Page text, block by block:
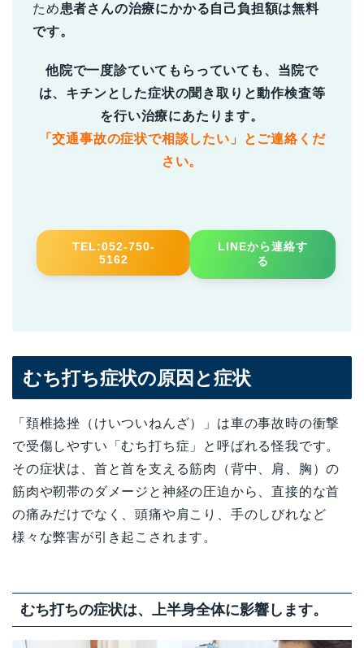
ため患者さんの治療にかかる自己負担額は無料
です。
他院で一度診ていてもらっていても、当院で
は、キチンとした症状の聞き取りと動作検査等
を行い治療にあたります。
「交通事故の症状で相談したい」とご連絡くだ
さい。
TEL:052‐750‐
5162
LINEから連絡す
る
むち打ち症状の原因と症状
「頚椎捻挫（けいついねんざ）」は車の事故時の衝撃
で受傷しやすい「むち打ち症」と呼ばれる怪我です。
その症状は、首と首を支える筋肉（背中、肩、胸）の
筋肉や靭帯のダメージと神経の圧迫から、直接的な首
の痛みだけでなく、頭痛や肩こり、手のしびれなど
様々な弊害が引き起こされます。
むち打ちの症状は、上半身全体に影響します。